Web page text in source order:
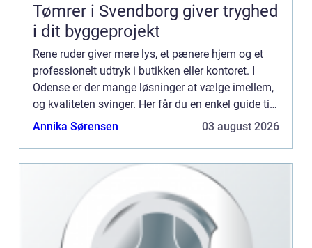
Tømrer i Svendborg giver tryghed
i dit byggeprojekt
Rene ruder giver mere lys, et pænere hjem og et
professionelt udtryk i butikken eller kontoret. I
Odense er der mange løsninger at vælge imellem,
og kvaliteten svinger. Her får du en enkel guide til,
hvad god vinduespolering ...
Annika Sørensen 03 august 2026